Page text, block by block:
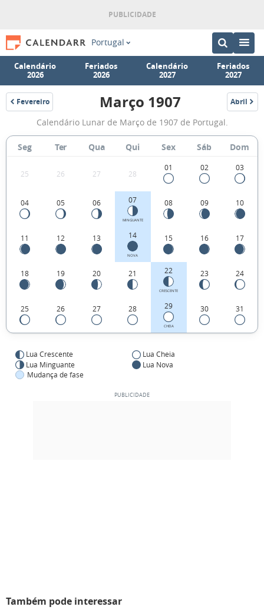
Portugal
Calendário
2026
Feriados
2026
Calendário
2027
Feriados
2027
Fevereiro
1907
Fases
da
Lua
Março
1907
Março 1907 Abril
1907
Calendário Lunar de Março de 1907 de Portugal.
Seg Ter Qua Qui Sex Sáb Dom
25 26 27 28
01 02 03
04 05 06 07
MINGUANTE
08 09 10
11 12 13 14
NOVA
15 16 17
18 19 20 21 22
CRESCENTE
23 24
25 26 27 28 29
CHEIA
30 31
Lua Crescente
Lua Cheia
Lua Minguante
Lua Nova
Mudança de fase
Também pode interessar